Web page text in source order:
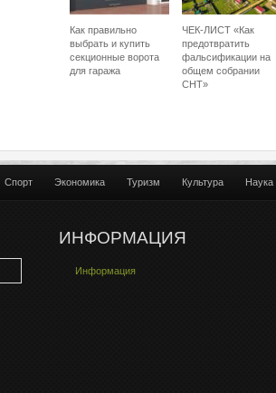
Как правильно
выбрать и купить
секционные ворота
для гаража
ЧЕК-ЛИСТ «Как
предотвратить
фальсификации на
общем собрании
СНТ»
Спорт Экономика Туризм Культура Наука
ИНФОРМАЦИЯ
Информация